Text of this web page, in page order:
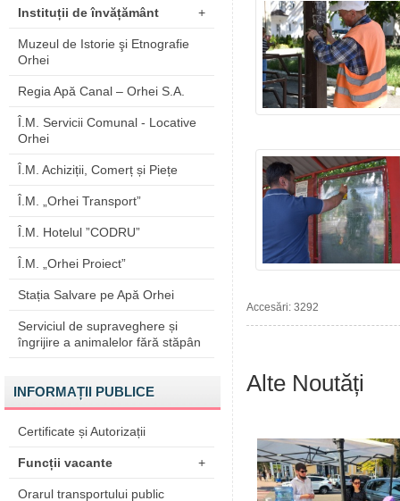
Instituții de învățământ +
Muzeul de Istorie şi Etnografie
Orhei
Regia Apă Canal – Orhei S.A.
Î.M. Servicii Comunal - Locative
Orhei
Î.M. Achiziții, Comerț și Piețe
Î.M. „Orhei Transport”
Î.M. Hotelul ”CODRU”
Î.M. „Orhei Proiect”
Stația Salvare pe Apă Orhei
Serviciul de supraveghere și
îngrijire a animalelor fără stăpân
INFORMAȚII PUBLICE
Certificate și Autorizații
Funcții vacante +
Orarul transportului public
Accesări: 3292
Alte Noutăți